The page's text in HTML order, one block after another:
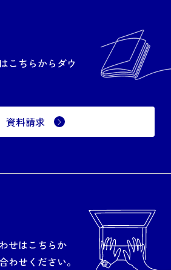
こちらからダウ
資料請求
せはこちらか
わせください。